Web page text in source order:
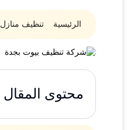
الرئيسية تنظيف منازل
محتوى المقال